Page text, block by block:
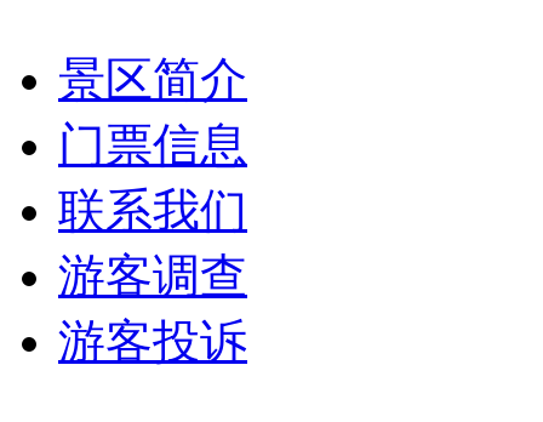
景区简介
门票信息
联系我们
游客调查
游客投诉